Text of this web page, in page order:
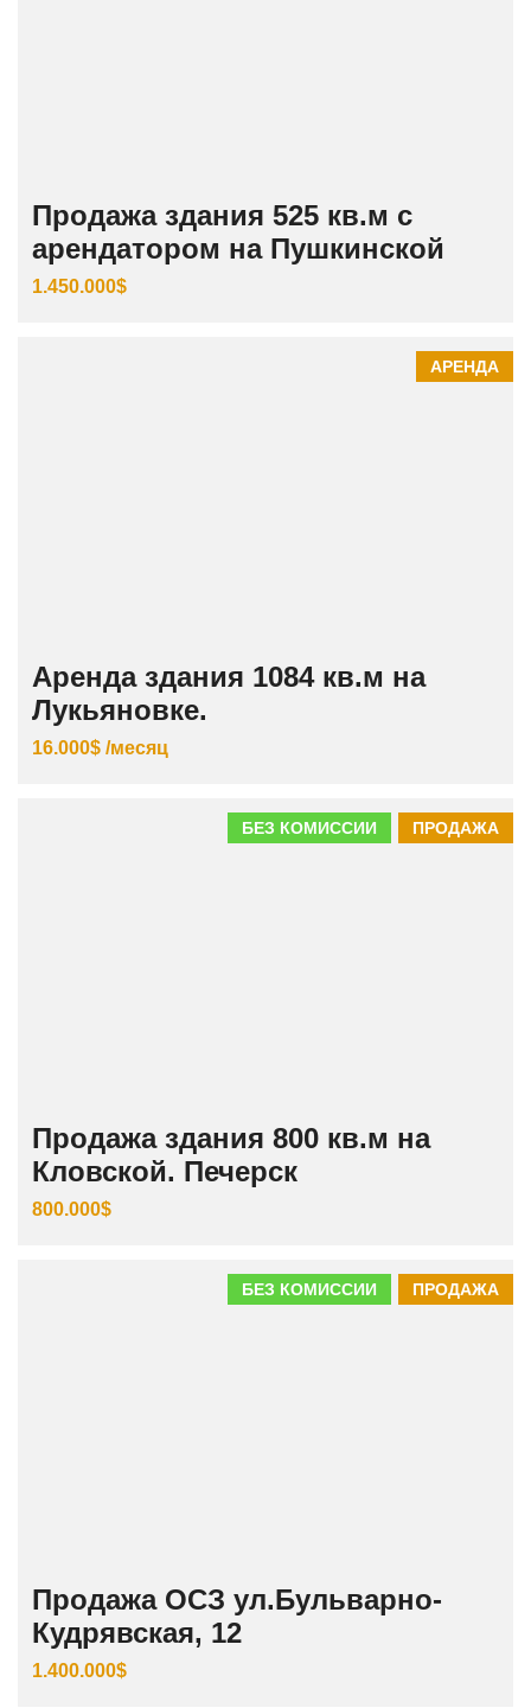
Продажа здания 525 кв.м с
арендатором на Пушкинской
1.450.000$
АРЕНДА
Аренда здания 1084 кв.м на
Лукьяновке.
16.000$ /месяц
ПРОДАЖА
БЕЗ КОМИССИИ
Продажа здания 800 кв.м на
Кловской. Печерск
800.000$
ПРОДАЖА
БЕЗ КОМИССИИ
Продажа ОСЗ ул.Бульварно-
Кудрявская, 12
1.400.000$